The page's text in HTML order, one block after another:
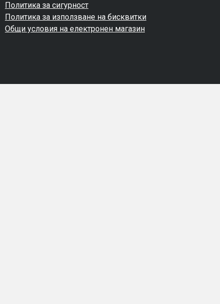
Политика за сигурност
Политика за използване на бисквитки
Общи условия на електронен магазин